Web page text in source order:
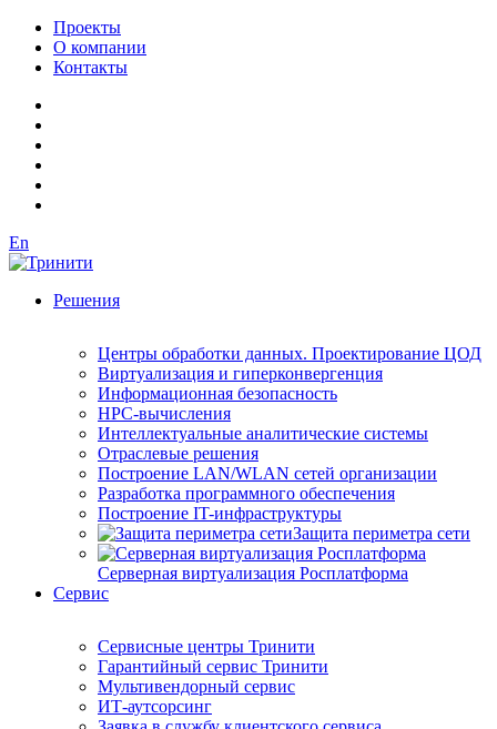
Проекты
О компании
Контакты
En
Решения
Центры обработки данных. Проектирование ЦОД
Виртуализация и гиперконвергенция
Информационная безопасность
HPC-вычисления
Интеллектуальные аналитические системы
Отраслевые решения
Построение LAN/WLAN сетей организации
Разработка программного обеспечения
Построение IT-инфраструктуры
Защита периметра сети
Серверная виртуализация Росплатформа
Сервис
Сервисные центры Тринити
Гарантийный сервис Тринити
Мультивендорный сервис
ИТ-аутсорсинг